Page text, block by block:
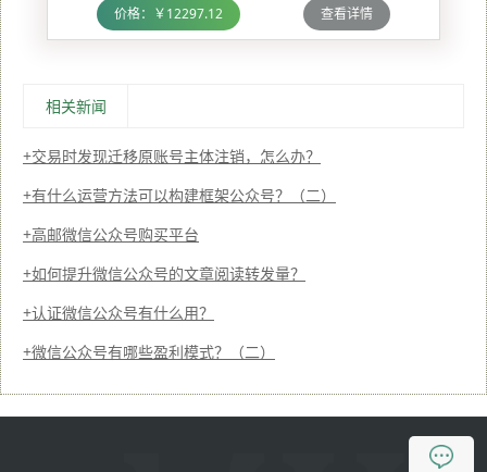
价格：￥12297.12 查看详情
相关新闻
交易时发现迁移原账号主体注销，怎么办？
有什么运营方法可以构建框架公众号？（二）
高邮微信公众号购买平台
如何提升微信公众号的文章阅读转发量？
认证微信公众号有什么用？
微信公众号有哪些盈利模式？（二）